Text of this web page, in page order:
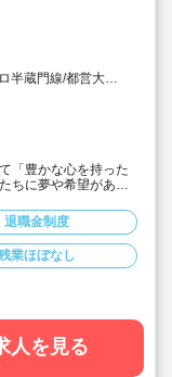
半蔵門線/都営大江
「豊かな心を持った
ちに夢や希望がある
やすい環境です
で、独身、既婚者問
。
ます。チーム保育で
不安な方、中途で馴
、別業種からのキャ
ームでサポートしあ
退職金制度
業ほぼなし
人を見る